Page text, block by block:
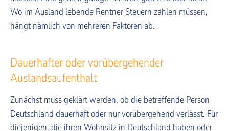
Wo im Ausland lebende Rentner Steuern zahlen müssen,
hängt nämlich von mehreren Faktoren ab.
Dauerhafter oder vorübergehender
Auslandsaufenthalt
Zunächst muss geklärt werden, ob die betreffende Person
Deutschland dauerhaft oder nur vorübergehend verlässt. Für
diejenigen, die ihren Wohnsitz in Deutschland haben oder